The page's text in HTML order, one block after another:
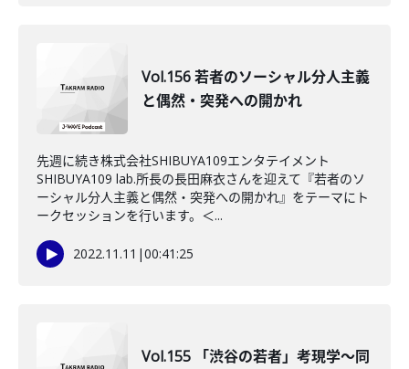
Vol.156 若者のソーシャル分人主義
と偶然・突発への開かれ
先週に続き株式会社SHIBUYA109エンタテイメント
SHIBUYA109 lab.所長の長田麻衣さんを迎えて『若者のソ
ーシャル分人主義と偶然・突発への開かれ』をテーマにト
ークセッションを行います。＜...
2022.11.11 |00:41:25
Vol.155 「渋谷の若者」考現学～同